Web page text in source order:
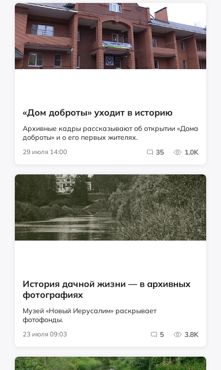
«Дом доброты» уходит в историю
Архивные кадры рассказывают об открытии «Дома
доброты» и о его первых жителях.
29 июля 14:00 35 1.0K
История дачной жизни — в архивных
фотографиях
Музей «Новый Иерусалим» раскрывает
фотофонды.
23 июля 09:03 5 3.8K